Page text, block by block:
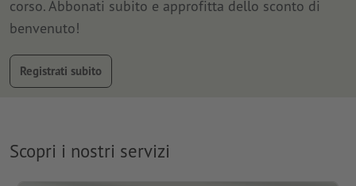
corso. Abbonati subito e approfitta dello sconto di
benvenuto!
Registrati subito
Scopri i nostri servizi